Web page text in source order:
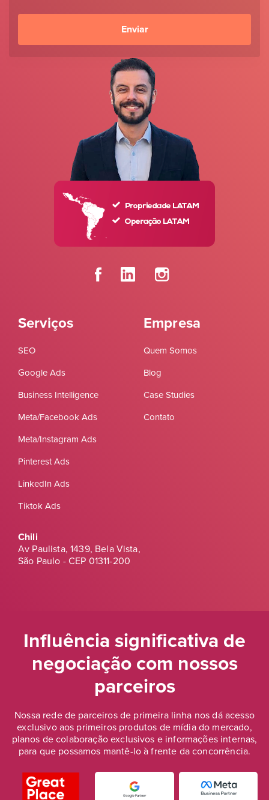
Serviços
SEO
Google Ads
Business Intelligence
Meta/Facebook Ads
Meta/Instagram Ads
Pinterest Ads
LinkedIn Ads
Tiktok Ads
Empresa
Quem Somos
Blog
Case Studies
Contato
Chili
Av Paulista, 1439, Bela Vista,
São Paulo - CEP 01311-200
Influência significativa de
negociaçãocom nossos
parceiros
Nossa rede de parceiros de primeira linha nos dá acesso
exclusivo aos primeiros produtos de mídia do mercado,
planos de colaboração exclusivos e informações internas,
para que possamos mantê-lo à frente da concorrência.